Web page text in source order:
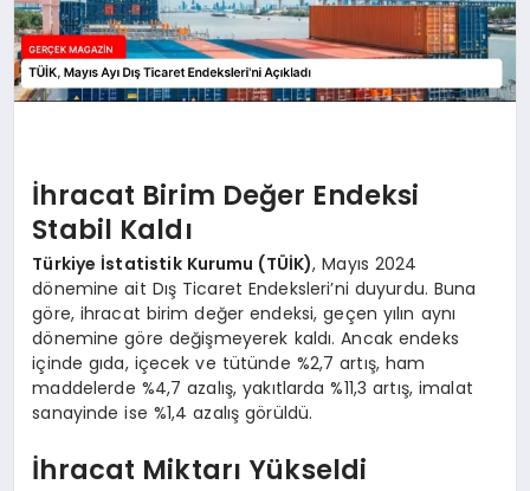
İhracat Birim Değer Endeksi
Stabil Kaldı
Türkiye İstatistik Kurumu (TÜİK), Mayıs 2024
dönemine ait Dış Ticaret Endeksleri’ni duyurdu. Buna
göre, ihracat birim değer endeksi, geçen yılın aynı
dönemine göre değişmeyerek kaldı. Ancak endeks
içinde gıda, içecek ve tütünde %2,7 artış, ham
maddelerde %4,7 azalış, yakıtlarda %11,3 artış, imalat
sanayinde ise %1,4 azalış görüldü.
İhracat Miktarı Yükseldi